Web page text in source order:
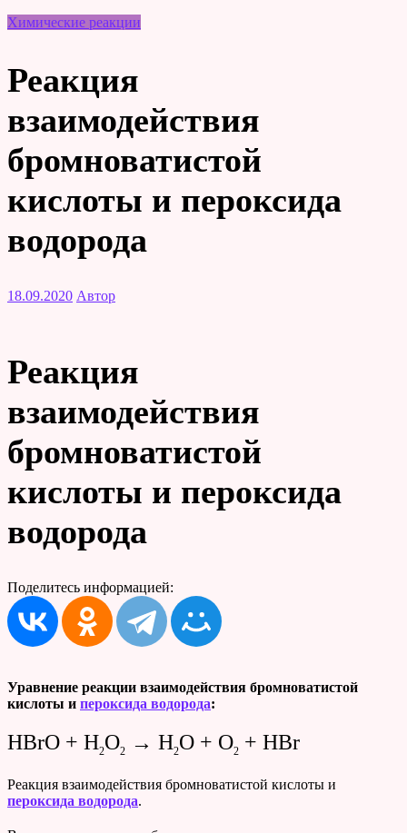
Химические реакции
Реакция
взаимодействия
бромноватистой
кислоты и пероксида
водорода
18.09.2020 Автор
Реакция
взаимодействия
бромноватистой
кислоты и пероксида
водорода
Поделитесь информацией:
Уравнение реакции взаимодействия бромноватистой
кислоты и пероксида водорода:
HBrO + H2O2 → H2O + O2 + HBr
Реакция взаимодействия бромноватистой кислоты и
пероксида водорода.